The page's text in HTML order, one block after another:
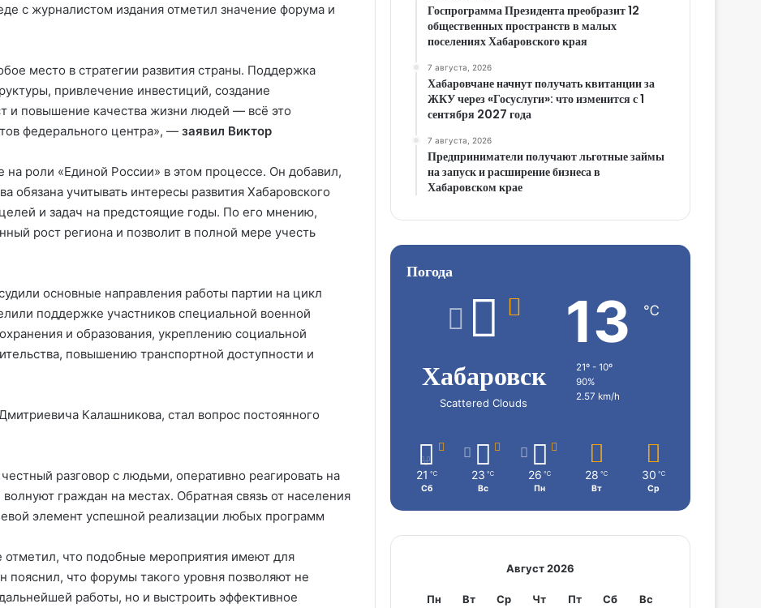
с журналистом издания отметил значение форума и
место в стратегии развития страны. Поддержка
привлечение инвестиций, создание
и повышение качества жизни людей — всё это
федерального центра», — заявил Виктор
роли «Единой России» в этом процессе. Он добавил,
обязана учитывать интересы развития Хабаровского
и задач на предстоящие годы. По его мнению,
рост региона и позволит в полной мере учесть
основные направления работы партии на цикл
поддержке участников специальной военной
и образования, укреплению социальной
повышению транспортной доступности и
Калашникова, стал вопрос постоянного
разговор с людьми, оперативно реагировать на
граждан на местах. Обратная связь от населения
элемент успешной реализации любых программ
что подобные мероприятия имеют для
пояснил, что форумы такого уровня позволяют не
работы, но и выстроить эффективное
Госпрограмма Президента преобразит 12
общественных пространств в малых
поселениях Хабаровского края
7 августа, 2026
Хабаровчане начнут получать квитанции за
ЖКУ через «Госуслуги»: что изменится с 1
сентября 2027 года
7 августа, 2026
Предприниматели получают льготные займы
на запуск и расширение бизнеса в
Хабаровском крае
Погода
Хабаровск
Scattered Clouds
13 ℃
21º - 10º
90%
2.57 km/h
21 ℃
Сб
23 ℃
Вс
26 ℃
Пн
28 ℃
Вт
30 ℃
Ср
Август 2026
Пн Вт Ср Чт Пт Сб Вс